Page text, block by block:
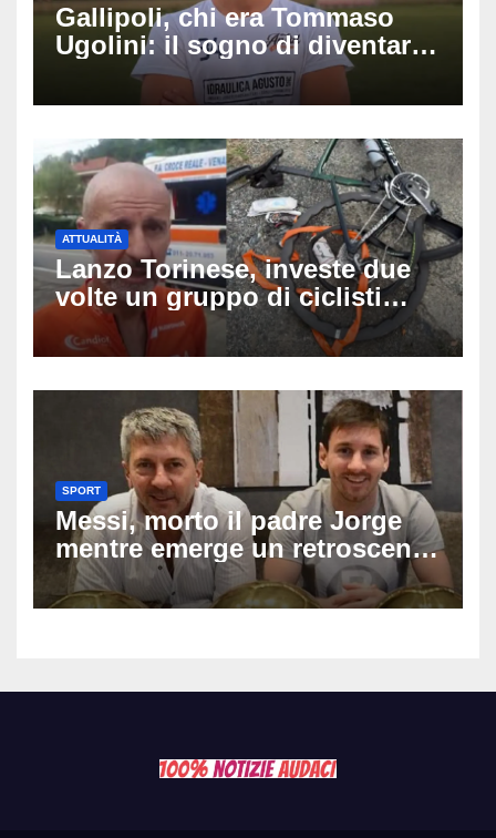
Gallipoli, chi era Tommaso
Ugolini: il sogno di diventare
medico e la fascia da
capitano, il dolore di Bologna
ATTUALITÀ
Lanzo Torinese, investe due
volte un gruppo di ciclisti
dopo una lite: arrestato
73enne, il racconto choc di un
SPORT
Messi, morto il padre Jorge
mentre emerge un retroscena
choc: le minacce di morte al
fuoriclasse durante i Mondiali